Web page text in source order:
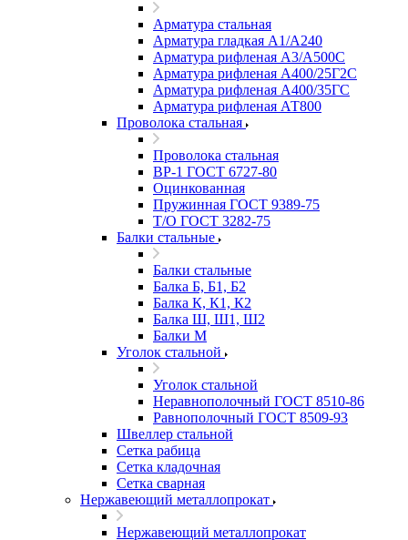
Арматура стальная
Арматура гладкая А1/А240
Арматура рифленая А3/А500С
Арматура рифленая А400/25Г2С
Арматура рифленая А400/35ГС
Арматура рифленая АТ800
Проволока стальная
Проволока стальная
ВР-1 ГОСТ 6727-80
Оцинкованная
Пружинная ГОСТ 9389-75
Т/О ГОСТ 3282-75
Балки стальные
Балки стальные
Балка Б, Б1, Б2
Балка К, К1, К2
Балка Ш, Ш1, Ш2
Балки М
Уголок стальной
Уголок стальной
Неравнополочный ГОСТ 8510-86
Равнополочный ГОСТ 8509-93
Швеллер стальной
Сетка рабица
Сетка кладочная
Сетка сварная
Нержавеющий металлопрокат
Нержавеющий металлопрокат